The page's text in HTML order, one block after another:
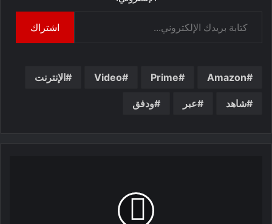
اشتراك
Amazon
Prime
Video الإنترنت
شاهد عبر ودفق